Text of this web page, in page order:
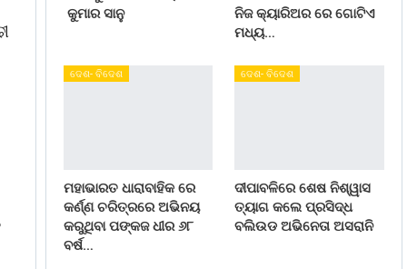
କୁମାର ସାନୁ
ନିଜ କ୍ୟାରିଅର ରେ ଗୋଟିଏ
ମଧ୍ୟ…
ଦେଶ- ବିଦେଶ
ମହାଭାରତ ଧାରାବାହିକ ରେ
କର୍ଣ୍ଣ ଚରିତ୍ରରେ ଅଭିନୟ
କରୁଥିବା ପଙ୍କଜ ଧୀର ୬୮
ବର୍ଷ…
ଦେଶ- ବିଦେଶ
ଦୀପାବଳିରେ ଶେଷ ନିଶ୍ୱାସ
ତ୍ୟାଗ କଲେ ପ୍ରସିଦ୍ଧ
ବଲିଉଡ ଅଭିନେତା ଅସରାନି